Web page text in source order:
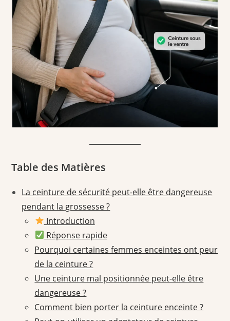
Table des Matières
La ceinture de sécurité peut-elle être dangereuse
pendant la grossesse ?
Introduction
Réponse rapide
Pourquoi certaines femmes enceintes ont peur
de la ceinture ?
Une ceinture mal positionnée peut-elle être
dangereuse ?
Comment bien porter la ceinture enceinte ?